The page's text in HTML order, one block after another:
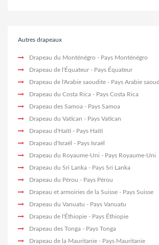
Autres drapeaux
Drapeau du Monténégro - Pays Monténégro
Drapeau de l'Équateur - Pays Équateur
Drapeau de l'Arabie saoudite - Pays Arabie
Drapeau du Costa Rica - Pays Costa Rica
Drapeau des Samoa - Pays Samoa
Drapeau du Vatican - Pays Vatican
Drapeau d'Haïti - Pays Haïti
Drapeau d'Israël - Pays Israël
Drapeau du Royaume-Uni - Pays Royaume-Uni
Drapeau du Sri Lanka - Pays Sri Lanka
Drapeau du Pérou - Pays Pérou
Drapeau et armoiries de la Suisse - Pays Suisse
Drapeau du Vanuatu - Pays Vanuatu
Drapeau de l'Éthiopie - Pays Éthiopie
Drapeau des Tonga - Pays Tonga
Drapeau de la Mauritanie - Pays Mauritanie